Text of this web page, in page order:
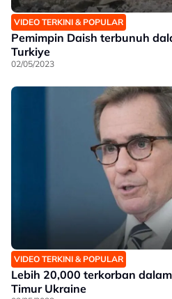
VIDEO TERKINI & POPULAR
Pemimpin Daish terbunuh
Turkiye
02/05/2023
VIDEO TERKINI & POPULAR
Lebih 20,000 terkorban
Timur Ukraine